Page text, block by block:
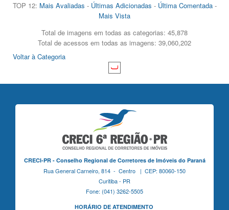
TOP 12: Mais Avaliadas - Últimas Adicionadas - Última Comentada-
Mais Vista
Total de imagens em todas as categorias: 45,878
Total de acessos em todas as imagens: 39,060,202
Voltar à Categoria
CRECI-PR - Conselho Regional de Corretores de Imóveis do Paraná
Rua General Carneiro, 814 - Centro | CEP: 80060-150
Curitiba - PR
Fone: (041) 3262-5505
HORÁRIO DE ATENDIMENTO